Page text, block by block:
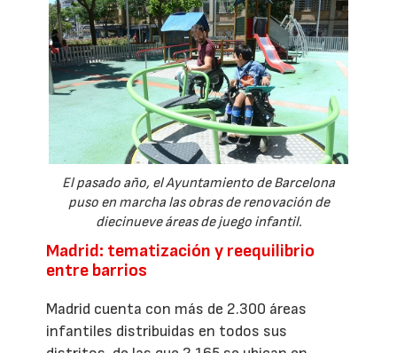
El pasado año, el Ayuntamiento de Barcelona
puso en marcha las obras de renovación de
diecinueve áreas de juego infantil.
Madrid: tematización y reequilibrio
entre barrios
Madrid cuenta con más de 2.300 áreas
infantiles distribuidas en todos sus